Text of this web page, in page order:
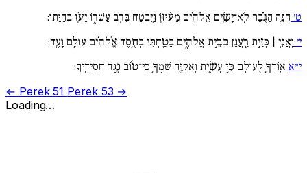
ט׳ הִנֵּ֚ה הַגֶּ֗בֶר לֹֽא־יָשִׂ֥ים אֱלֹהִ֗ים מָֽע֫וּזּ֥וֹ וַ֖יִּבְטַח בְּרֹ֣ב עָשְׁר֑וֹ יָעֹ֥ז בְּהַוָּתֽוֹ:
י׳ וַֽאֲנִ֚י | כְּזַ֣יִת רַֽ֖עֲנָן בְּבֵ֣ית אֱלֹהִ֑ים בָּטַ֖חְתִּי בְחֶ֥סֶד אֱ֜לֹהִ֗ים עוֹלָ֥ם וָעֶֽד:
י״א אֽוֹדְךָ֣ לְ֖עוֹלָם כִּ֣י עָשִׂ֑יתָ וַֽאֲקַוֶּ֖ה שִׁמְךָ֥ כִי־ט֜֗וֹב נֶ֣גֶד חֲסִידֶֽיךָ:
← Perek 51 Perek 53 →
Loading…